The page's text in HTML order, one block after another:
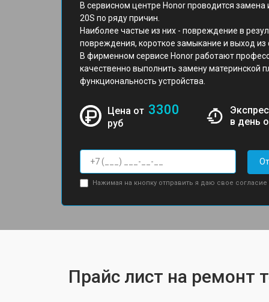
В сервисном центре Honor проводится
20S по ряду причин.
Наиболее частые из них - повреждение в
повреждения, короткое замыкание и выход из
В фирменном сервисе Honor работают
качественно выполнить замену материнской
функциональность устройства.
Цена от 3300
руб
в день
Нажимая на кнопку отправить я даю свое согласие
Прайс лист на ремонт